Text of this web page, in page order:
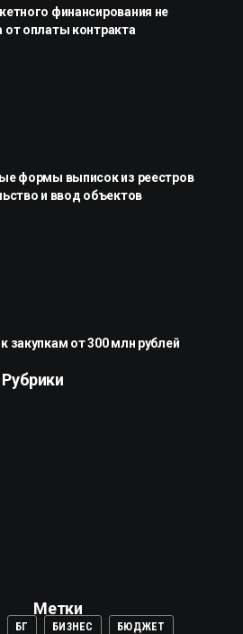
финансирования не
от оплаты контракта
формы выписок из реестров
и ввод объектов
закупкам от 300 млн рублей
Рубрики
Метки
БГ БИЗНЕС БЮДЖЕТ